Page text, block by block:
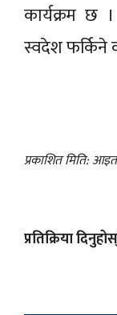
कार्यक्रम छ
स्वदेश फर्किने
प्रकाशित मिति:
प्रतिक्रिया दिनुहोस्